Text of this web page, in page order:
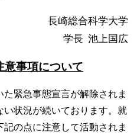
の方
職員の方
長崎総合科学大学
学長 池上国広
意事項について
緊急事態宣言が解除されま
い状況が続いております。就
の点に注意して活動されま